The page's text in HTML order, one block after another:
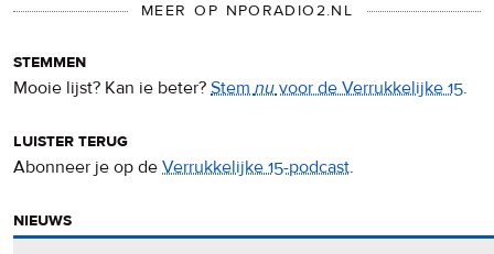
MEER OP NPORADIO2.NL
stemmen
Mooie lijst? Kan ie beter? Stemnuvoor de Verrukkelijke 15.
luister terug
Abonneer je op de Verrukkelijke 15-podcast.
nieuws